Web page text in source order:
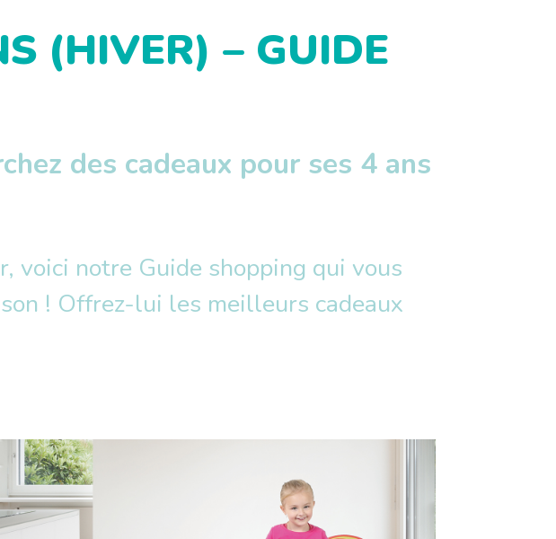
(HIVER) – GUIDE
des cadeaux pour ses 4 ans
voici notre Guide shopping qui vous
! Offrez-lui les meilleurs cadeaux